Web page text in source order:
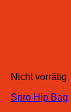
Nicht vorrätig
Spro Hip Bag